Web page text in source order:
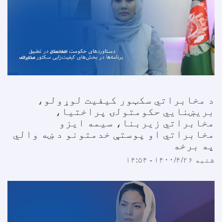
د مخابراتي سکټور کیفیت لوړولو،
بریښنایي حکومتولۍ پراختیا،
مخابراتي زیربنا، سیمه ایزو
مخابراتي او پوستې خدمتونو د ښه والي
په برخه
شنبه ۱۴۰۰/۴/۲۶ - ۱۴:۵۴